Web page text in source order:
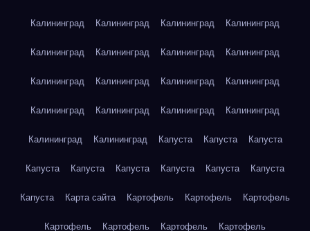
Калининград Калининград Калининград Калининград
Калининград Калининград Калининград Калининград
Калининград Калининград Калининград Калининград
Калининград Калининград Калининград Калининград
Калининград Калининград Капуста Капуста Капуста
Капуста Капуста Капуста Капуста Капуста Капуста
Капуста Карта сайта Картофель Картофель Картофель
Картофель Картофель Картофель Картофель